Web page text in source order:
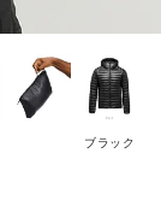
ブラック